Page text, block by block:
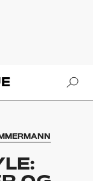
Soundvenue